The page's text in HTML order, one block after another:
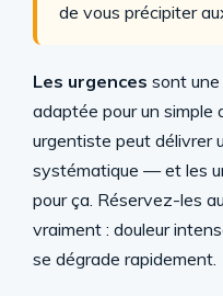
de vous précipiter
Les urgences sont une
adaptée pour un simple
urgentiste peut délivrer
systématique — et les
pour ça. Réservez-les
vraiment : douleur
se dégrade rapidement.